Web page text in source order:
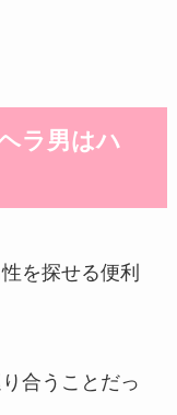
ラ男はハ
を探せる便利
合うことだっ